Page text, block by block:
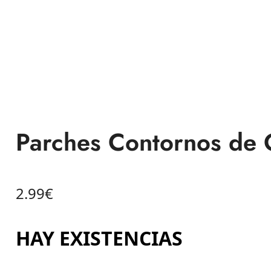
Parches Contornos de
2.99€
HAY EXISTENCIAS